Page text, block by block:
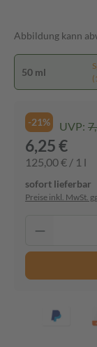
Abbildung kann
50 ml
-21% UVP:
6,25 €
125,00 € / 1 l
sofort lieferbar
Preise inkl. MwSt.